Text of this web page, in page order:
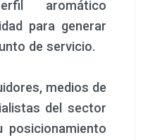
degustación
puro con
la estructura
degustación
ale, que aportó
, realzando